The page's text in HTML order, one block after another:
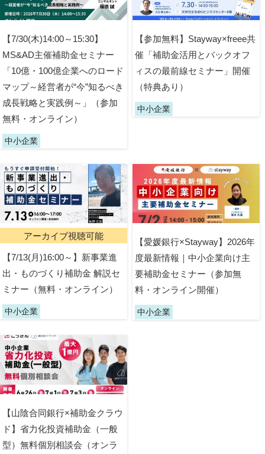
【7/30(木)14:00～15:30】
MS&AD主催補助金セミナー
「10億・100億企業へのロード
マップ～経営者が“今”知るべき
成長戦略と実践例～」（参加
無料・オンライン）
中小企業
【参加無料】Stayway×freee共
催「補助金活用とバックオフ
ィスの最前線セミナー」開催
（特典あり）
中小企業
アーカイブ視聴可能
【7/13(月)16:00～】新事業進
出・ものづくり補助金 解説セ
ミナー（無料・オンライン）
中小企業
【愛媛銀行×Stayway】2026年
度最新情報｜中小企業向け主
要補助金セミナー（参加無
料・オンライン開催）
中小企業
【山陰合同銀行×補助金クラウ
ド】省力化投資補助金（一般
型）無料個別相談会（オンラ